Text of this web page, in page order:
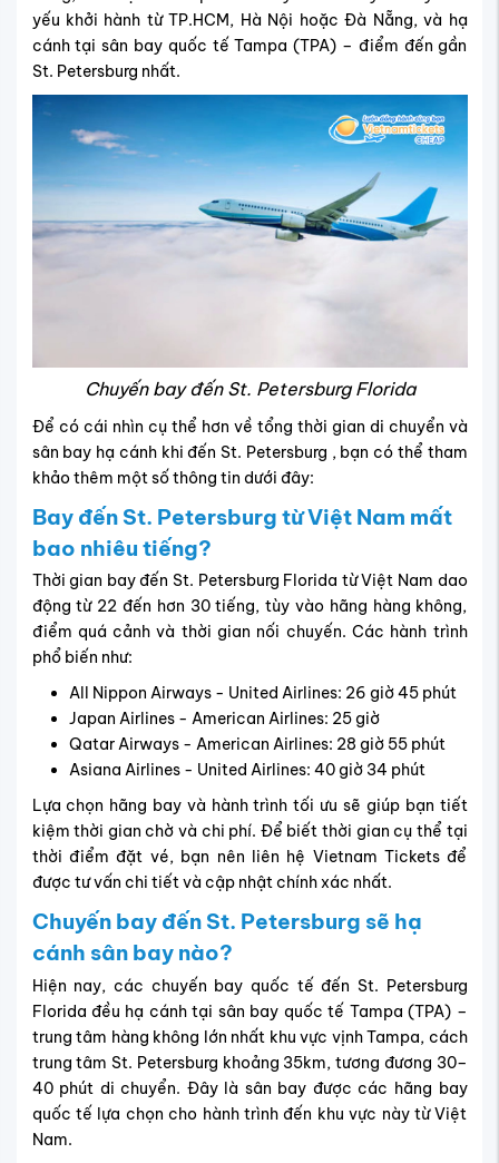
yếu khởi hành từ TP.HCM, Hà Nội hoặc Đà Nẵng, và hạ
cánh tại sân bay quốc tế Tampa (TPA) – điểm đến gần
St. Petersburg nhất.
Chuyến bay đến St. Petersburg Florida
Để có cái nhìn cụ thể hơn về tổng thời gian di chuyển và
sân bay hạ cánh khi đến St. Petersburg , bạn có thể tham
khảo thêm một số thông tin dưới đây:
Bay đến St. Petersburg từ Việt Nam mất
bao nhiêu tiếng?
Thời gian bay đến St. Petersburg Florida từ Việt Nam dao
động từ 22 đến hơn 30 tiếng, tùy vào hãng hàng không,
điểm quá cảnh và thời gian nối chuyến. Các hành trình
phổ biến như:
All Nippon Airways - United Airlines: 26 giờ 45 phút
Japan Airlines - American Airlines: 25 giờ
Qatar Airways - American Airlines: 28 giờ 55 phút
Asiana Airlines - United Airlines: 40 giờ 34 phút
Lựa chọn hãng bay và hành trình tối ưu sẽ giúp bạn tiết
kiệm thời gian chờ và chi phí. Để biết thời gian cụ thể tại
thời điểm đặt vé, bạn nên liên hệ Vietnam Tickets để
được tư vấn chi tiết và cập nhật chính xác nhất.
Chuyến bay đến St. Petersburg sẽ hạ
cánh sân bay nào?
Hiện nay, các chuyến bay quốc tế đến St. Petersburg
Florida đều hạ cánh tại sân bay quốc tế Tampa (TPA) –
trung tâm hàng không lớn nhất khu vực vịnh Tampa, cách
trung tâm St. Petersburg khoảng 35km, tương đương 30–
40 phút di chuyển. Đây là sân bay được các hãng bay
quốc tế lựa chọn cho hành trình đến khu vực này từ Việt
Nam.